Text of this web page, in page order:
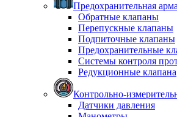
Предохранительная
Обратные клапаны
Перепускные клапаны
Подпиточные клапаны
Предохранительные
Системы контроля
Редукционные клапана
Контрольно-
Датчики давления